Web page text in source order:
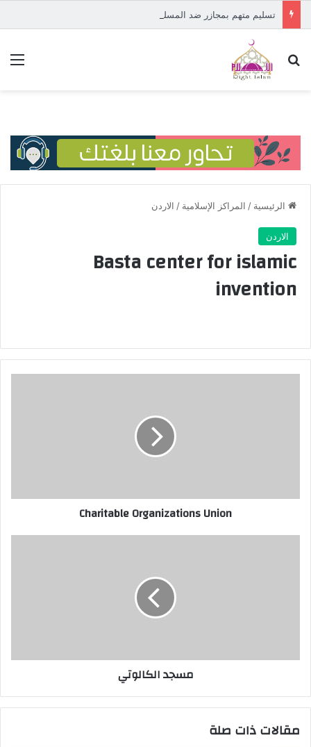
بحث عن
الرئيسية / المراكز الإسلامية / الاردن
الاردن
Basta center for islamic
invention
Charitable Organizations Union
مسجد الكالوتي
مقالات ذات صلة